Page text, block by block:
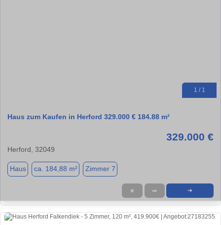
1 / 1
Haus zum Kaufen in Herford 329.000 € 184.88 m²
329.000 €
Herford, 32049
Haus ca. 184,88 m² Zimmer 7
★ ➦ ➜